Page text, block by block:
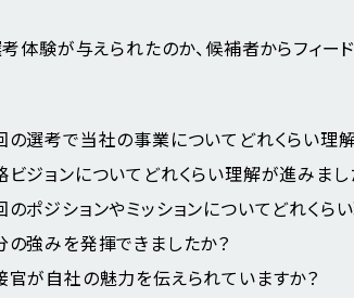
体験が与えられたのか、候補者からフィ
の選考で当社の事業についてどれくらい理
ビジョンについてどれくらい理解が進みまし
のポジションやミッションについてどれくら
の強みを発揮できましたか？
官が自社の魅力を伝えられていますか？